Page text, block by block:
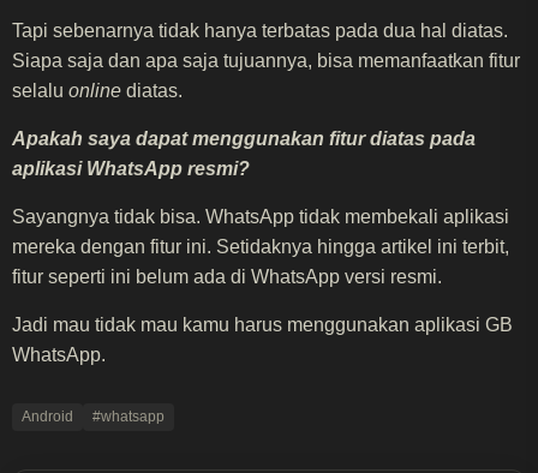
Tapi sebenarnya tidak hanya terbatas pada dua hal diatas.
Siapa saja dan apa saja tujuannya, bisa memanfaatkan fitur
selalu online diatas.
Apakah saya dapat menggunakan fitur diatas pada
aplikasi WhatsApp resmi?
Sayangnya tidak bisa. WhatsApp tidak membekali aplikasi
mereka dengan fitur ini. Setidaknya hingga artikel ini terbit,
fitur seperti ini belum ada di WhatsApp versi resmi.
Jadi mau tidak mau kamu harus menggunakan aplikasi GB
WhatsApp.
Android #whatsapp